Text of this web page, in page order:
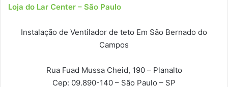
Loja do Lar Center – São Paulo
Instalação de Ventilador de teto Em São Bernado do
Campos
Rua Fuad Mussa Cheid, 190 – Planalto
Cep: 09.890-140 – São Paulo – SP